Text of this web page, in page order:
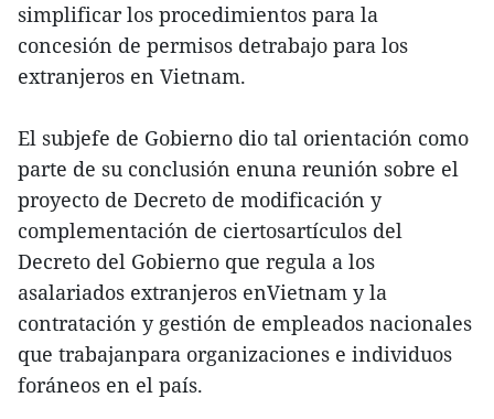
simplificar los procedimientos para la
concesión de permisos detrabajo para los
extranjeros en Vietnam.
El subjefe de Gobierno dio tal orientación como
parte de su conclusión enuna reunión sobre el
proyecto de Decreto de modificación y
complementación de ciertosartículos del
Decreto del Gobierno que regula a los
asalariados extranjeros enVietnam y la
contratación y gestión de empleados nacionales
que trabajanpara organizaciones e individuos
foráneos en el país.